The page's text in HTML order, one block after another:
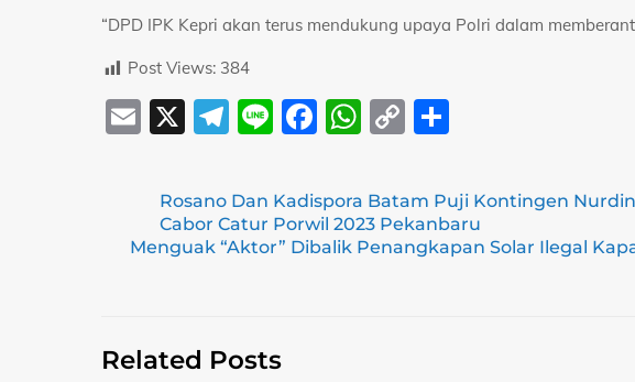
“DPD IPK Kepri akan terus mendukung upaya Polri dalam
Post Views: 384
E
ai
X
T
e
gr
a
Li
e
F
c
e
b
W
at
s
A
C
p
y
Li
ar
e
Rosano Dan Kadispora Batam Puji Kontingen
Cabor Catur Porwil 2023 Pekanbaru
Menguak “Aktor” Dibalik Penangkapan Solar Ilegal
Related Posts